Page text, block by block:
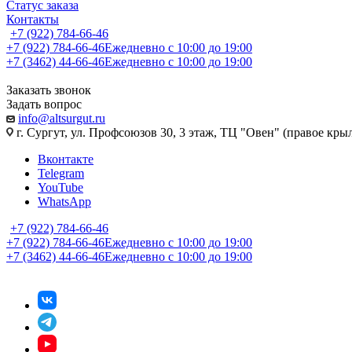
Статус заказа
Контакты
+7 (922) 784-66-46
+7 (922) 784-66-46Ежедневно с 10:00 до 19:00
+7 (3462) 44-66-46Ежедневно с 10:00 до 19:00
Заказать звонок
Задать вопрос
info@altsurgut.ru
г. Сургут, ул. Профсоюзов 30, 3 этаж, ТЦ "Овен" (правое
Вконтакте
Telegram
YouTube
WhatsApp
+7 (922) 784-66-46
+7 (922) 784-66-46Ежедневно с 10:00 до 19:00
+7 (3462) 44-66-46Ежедневно с 10:00 до 19:00